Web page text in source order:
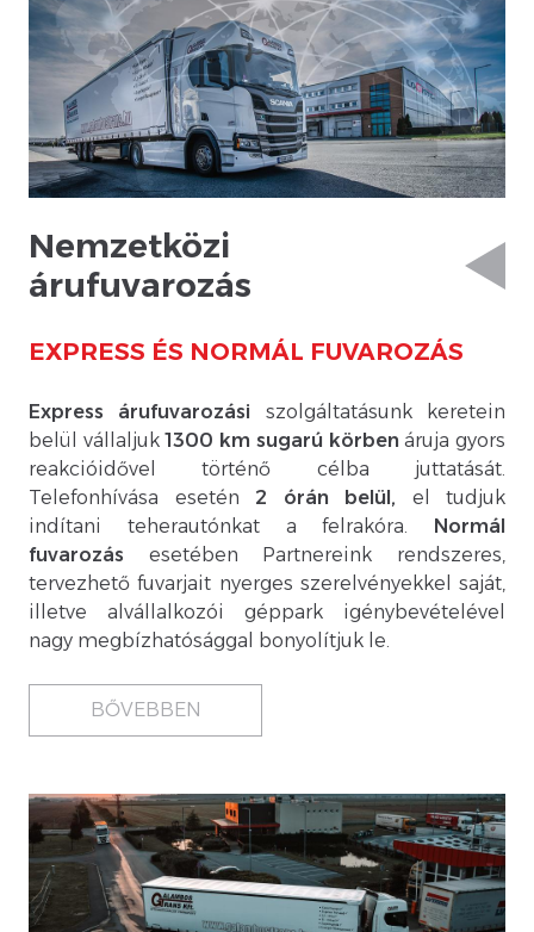
Nemzetközi
árufuvarozás
EXPRESS ÉS NORMÁL FUVAROZÁS
Express árufuvarozási szolgáltatásunk keretein
belül vállaljuk1300 km sugarú körben áruja gyors
reakcióidővel történő célba juttatását.
Telefonhívása esetén 2 órán belül, el tudjuk
indítani teherautónkat a felrakóra. Normál
fuvarozás esetében Partnereink rendszeres,
tervezhető fuvarjait nyerges szerelvényekkel saját,
illetve alvállalkozói géppark igénybevételével
nagy megbízhatósággal bonyolítjuk le.
BŐVEBBEN